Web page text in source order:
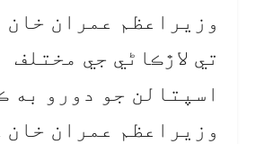
وزيراعظم عمران خان
تي لاڙڪاڻي جي مختلف
اسپتالن جو دورو به
وزيراعظم عمران خان